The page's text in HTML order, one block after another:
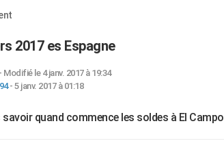
2017 es Espagne
Modifié le 4 janv. 2017 à 19:34
- 5 janv. 2017 à 01:18
quand commence les soldes à El Campo